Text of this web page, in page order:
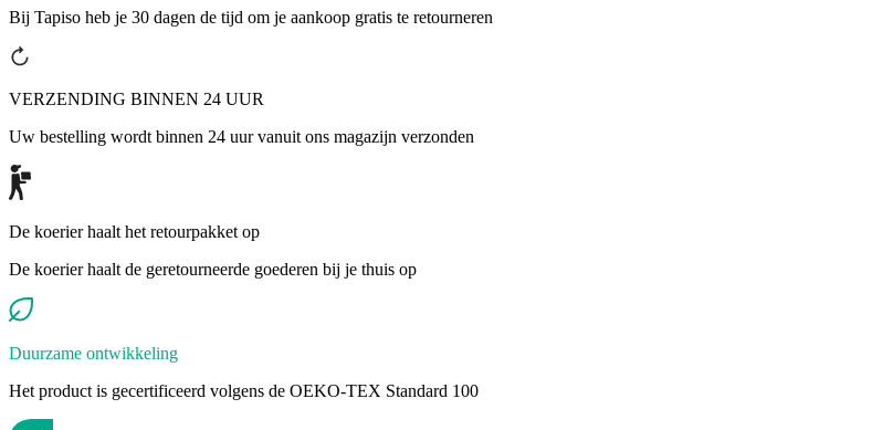
Bij Tapiso heb je 30 dagen de tijd om je aankoop gratis te retourneren
VERZENDING BINNEN 24 UUR
Uw bestelling wordt binnen 24 uur vanuit ons magazijn verzonden
De koerier haalt het retourpakket op
De koerier haalt de geretourneerde goederen bij je thuis op
Duurzame ontwikkeling
Het product is gecertificeerd volgens de OEKO-TEX Standard 100